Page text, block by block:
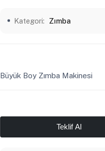
Kategori: Zımba
Büyük Boy Zımba Makinesi
Teklif Al